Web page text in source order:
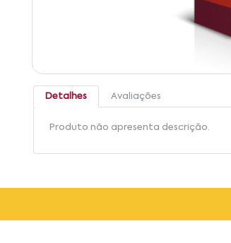
Detalhes Avaliações
Produto não apresenta descrição.